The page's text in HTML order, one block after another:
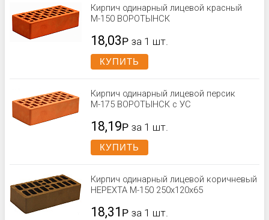
Кирпич одинарный лицевой красный
М-150 ВОРОТЫНСК
18,03Р за 1 шт.
КУПИТЬ
Кирпич одинарный лицевой персик
М-175 ВОРОТЫНСК с УС
18,19Р за 1 шт.
КУПИТЬ
Кирпич одинарный лицевой коричневый
НЕРЕХТА М-150 250x120x65
18,31 Р за 1 шт.